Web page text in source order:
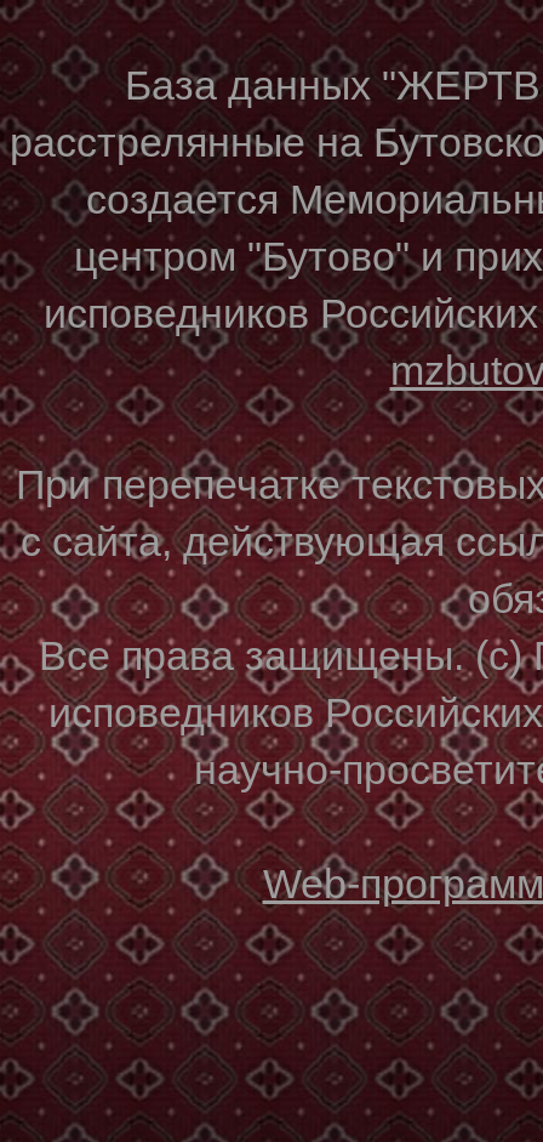
База данных
расстрелянные на
создается
центром "Бутово" и
исповедников
При перепечатке
с сайта, действующая
Все права защищены. (с)
исповедников
научно-
Web-